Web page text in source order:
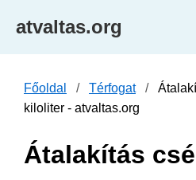
atvaltas.org
Főoldal Térfogat
kiloliter - atvaltas.org
Átalakítás